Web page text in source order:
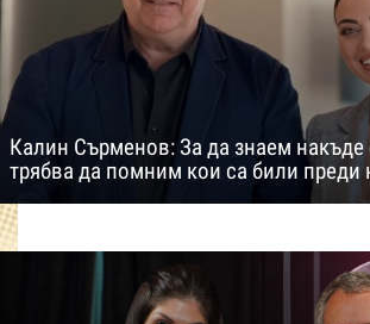
Калин Сърменов: За да знаем накъде
трябва да помним кои са били преди